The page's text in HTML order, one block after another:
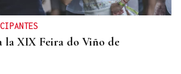
la XIX Feira do Viño de